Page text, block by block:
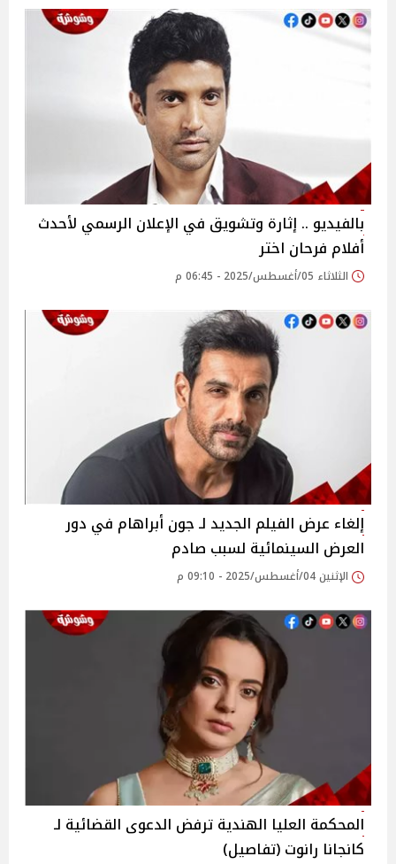
بالفيديو .. إثارة وتشويق في الإعلان الرسمي لأحدث
أفلام فرحان اختر
الثلاثاء 05/أغسطس/2025 - 06:45 م
إلغاء عرض الفيلم الجديد لـ جون أبراهام في دور
العرض السينمائية لسبب صادم
الإثنين 04/أغسطس/2025 - 09:10 م
المحكمة العليا الهندية ترفض الدعوى القضائية لـ
كانجانا رانوت (تفاصيل)